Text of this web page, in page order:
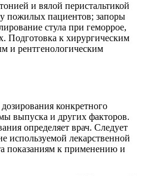
и вялой перистальтикой
пожилых пациентов; запоры
стула при геморрое,
Подготовка к хирургическим
и рентгенологическим
конкретного
выпуска и других факторов.
определяет врач. Следует
используемой лекарственной
показаниям к применению и